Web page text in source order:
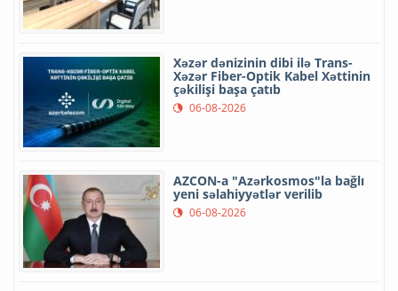
Xəzər dənizinin dibi ilə Trans-
Xəzər Fiber-Optik Kabel Xəttinin
çəkilişi başa çatıb
06-08-2026
AZCON-a "Azərkosmos"la bağlı
yeni səlahiyyətlər verilib
06-08-2026